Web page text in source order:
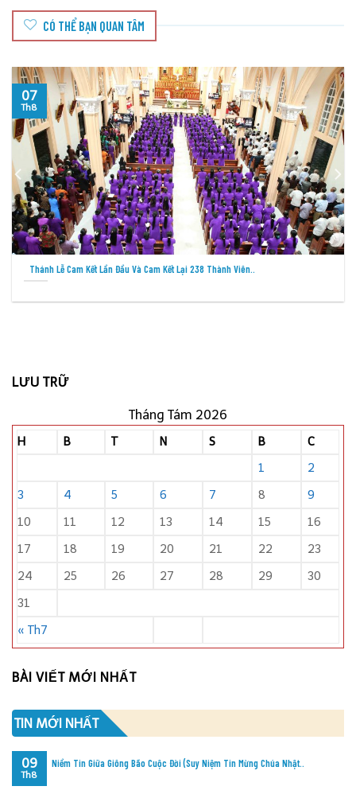
CÓ THỂ BẠN QUAN TÂM
Cáo Phó: Thân Phụ Của Nữ Tu Têrêxa Hoàng Thị Hiển – Cộng..
06
Th8
LƯU TRỮ
Tháng Tám 2026
H B T N S B C
« Th7
1
2
3
4 5 6 7 8
9
10
11 12 13 14 15
16
17
18 19 20 21 22
23
24
25 26 27 28 29
30
31
BÀI VIẾT MỚI NHẤT
TIN MỚI NHẤT
Niềm Tin Giữa Giông Bão Cuộc Đời (Suy Niệm Tin Mừng Chúa Nhật..
09
Th8